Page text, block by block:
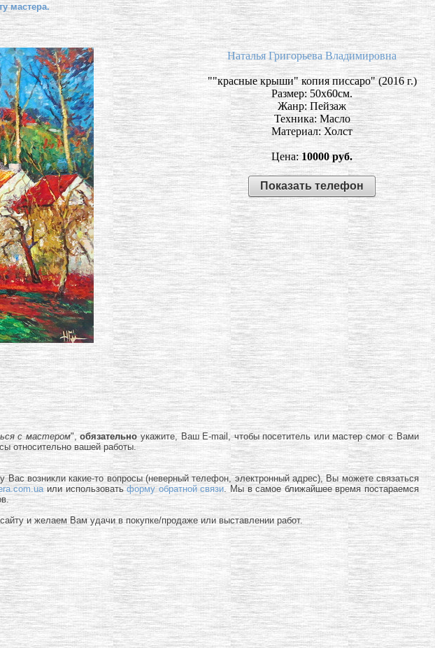
мастера.
Наталья Григорьева Владимировна
""красные крыши" копия писсаро" (2016 г.)
Размер: 50х60см.
Жанр: Пейзаж
Техника: Масло
Материал: Холст
Цена:10000 руб.
Показать телефон
с мастером",обязательноукажите, Ваш E-mail, чтобы посетитель или мастер смог с Вами
относительно вашей работы.
Вас возникли какие-то вопросы (неверный телефон, электронный адрес), Вы можете связаться
или использоватьформу обратной связи . Мы в самое ближайшее время постараемся
и желаем Вам удачи в покупке/продаже или выставлении работ.